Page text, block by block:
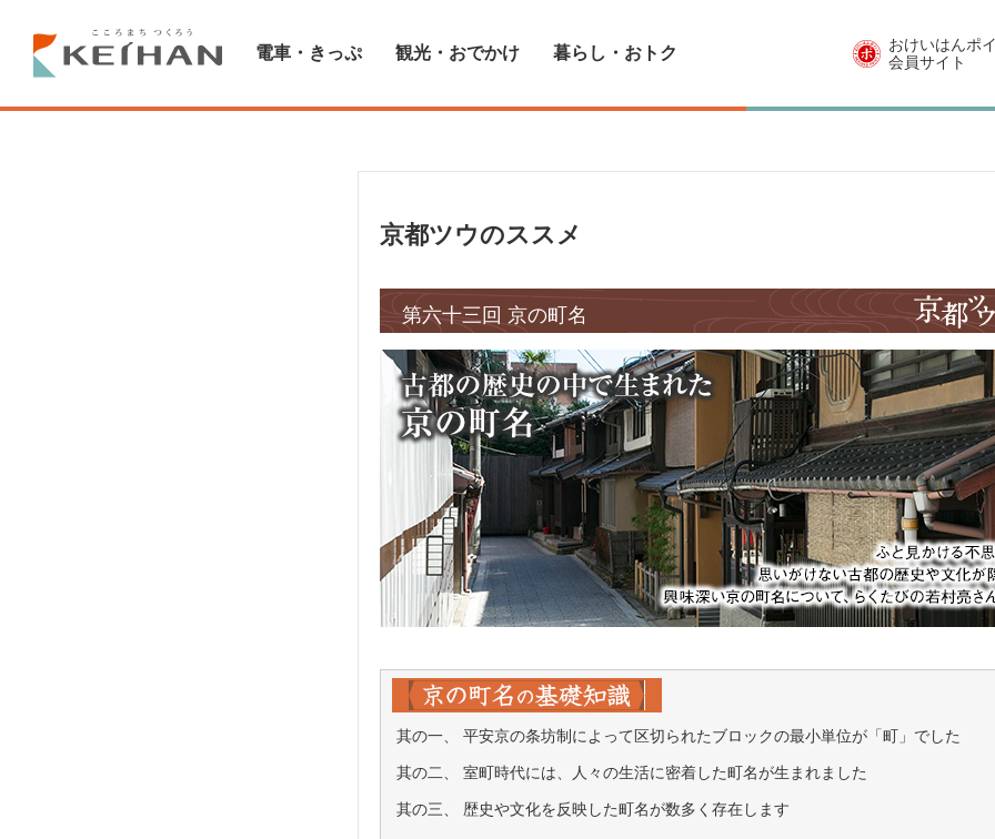
電車・きっぷ 観光・おでかけ 暮らし・おトク
おけいはんポ
会員サイト
京都ツウのススメ
第六十三回 京の町名
其の一、 平安京の条坊制によって区切られたブロックの最小単位が「町」でした
其の二、 室町時代には、人々の生活に密着した町名が生まれました
其の三、 歴史や文化を反映した町名が数多く存在します